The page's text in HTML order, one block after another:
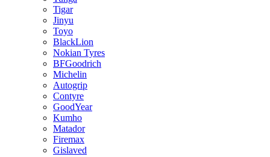
Tigar
Jinyu
Toyo
BlackLion
Nokian Tyres
BFGoodrich
Michelin
Autogrip
Contyre
GoodYear
Kumho
Matador
Firemax
Gislaved